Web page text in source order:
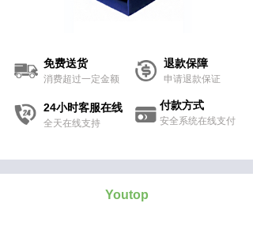
免费送货
消费超过一定金额
退款保障
申请退款保证
付款方式
安全系统在线支付
24小时客服在线
全天在线支持
Youtop